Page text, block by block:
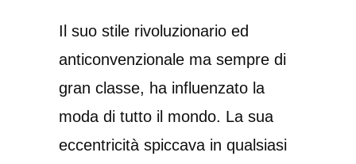
Il suo stile rivoluzionario ed
anticonvenzionale ma sempre di
gran classe, ha influenzato la
moda di tutto il mondo. La sua
eccentricità spiccava in qualsiasi